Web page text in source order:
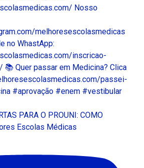
PARA O PROUNI: COMO
Escolas Médicas